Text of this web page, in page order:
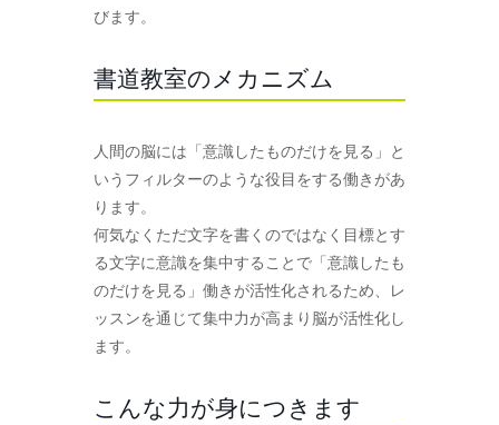
びます。
書道教室のメカニズム
人間の脳には「意識したものだけを見る」と
いうフィルターのような役目をする働きがあ
ります。
何気なくただ文字を書くのではなく目標とす
る文字に意識を集中することで「意識したも
のだけを見る」働きが活性化されるため、レ
ッスンを通じて集中力が高まり脳が活性化し
ます。
こんな力が身につきます